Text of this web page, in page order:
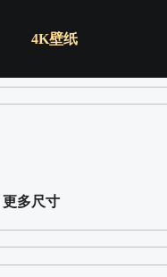
4K壁纸
更多尺寸